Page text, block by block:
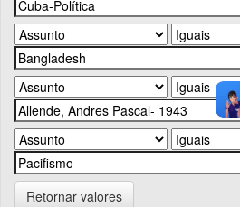
Retornar valores